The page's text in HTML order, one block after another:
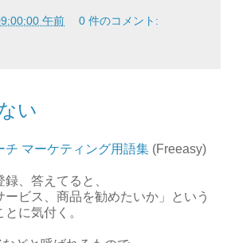
午前 0 件のコメント:
い
チ マーケティング用語集 (Freeasy)
、答えてると、
ビス、商品を勧めたいか」という
に気付く。